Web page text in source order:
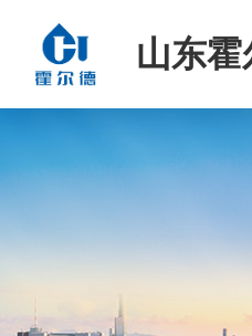
山东